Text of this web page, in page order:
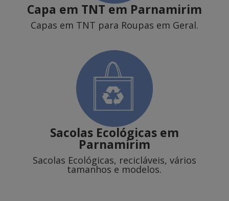
Capa em TNT em Parnamirim
Capas em TNT para Roupas em Geral.
Sacolas Ecológicas em
Parnamirim
Sacolas Ecológicas, recicláveis, vários
tamanhos e modelos.